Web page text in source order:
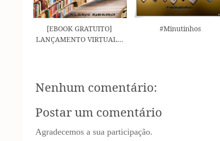
[EBOOK GRATUITO]
LANÇAMENTO VIRTUAL...
#Minutinhos
Nenhum comentário:
Postar um comentário
Agradecemos a sua participação.